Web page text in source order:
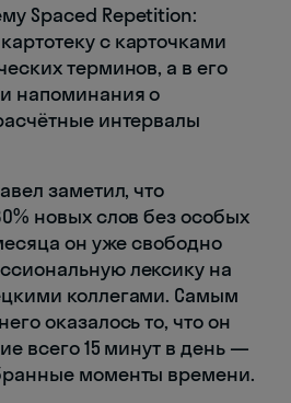
Spaced Repetition:
с карточками
терминов, а в его
напоминания о
интервалы
заметил, что
новых слов без особых
он уже свободно
лексику на
коллегами. Самым
оказалось то, что он
всего 15 минут в день —
моменты времени.